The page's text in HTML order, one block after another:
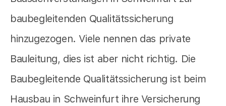
baubegleitenden Qualitätssicherung
hinzugezogen. Viele nennen das private
Bauleitung, dies ist aber nicht richtig. Die
Baubegleitende Qualitätssicherung ist beim
Hausbau in Schweinfurt ihre Versicherung